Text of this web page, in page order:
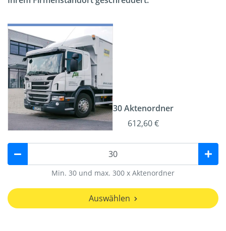
30 Aktenordner
612,60 €
Min. 30 und max. 300 x Aktenordner
Auswählen